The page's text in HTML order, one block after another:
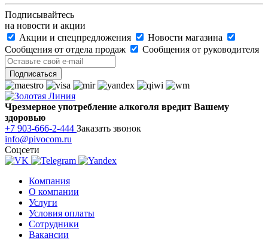
Подписывайтесь
на новости и акции
Акции и спецпредложения
Новости магазина
Сообщения от отдела продаж
Сообщения от руководителя
Чрезмерное употребление алкоголя вредит Вашему
здоровью
+7 903-666-2-444 Заказать звонок
info@pivocom.ru
Соцсети
Компания
О компании
Услуги
Условия оплаты
Сотрудники
Вакансии